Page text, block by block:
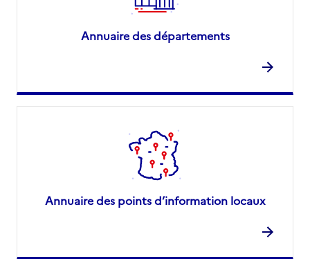
Annuaire des départements
Annuaire des points d’information locaux